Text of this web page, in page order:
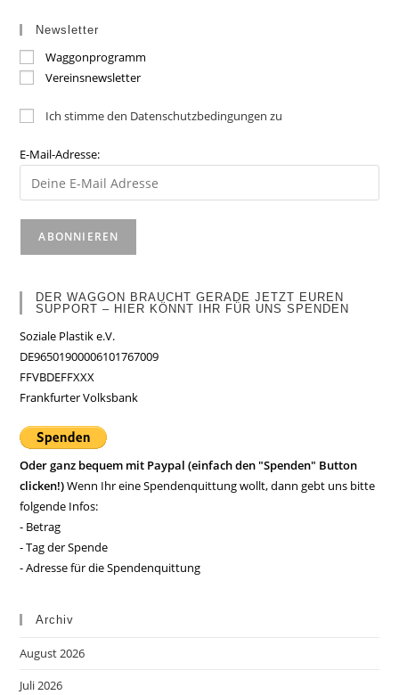
Newsletter
Waggonprogramm
Vereinsnewsletter
Ich stimme den Datenschutzbedingungen zu
E-Mail-Adresse:
DER WAGGON BRAUCHT GERADE JETZT EUREN
SUPPORT – HIER KÖNNT IHR FÜR UNS SPENDEN
Soziale Plastik e.V.
DE96501900006101767009
FFVBDEFFXXX
Frankfurter Volksbank
Oder ganz bequem mit Paypal (einfach den "Spenden" Button
clicken!)Wenn Ihr eine Spendenquittung wollt, dann gebt uns bitte
folgende Infos:
- Betrag
- Tag der Spende
- Adresse für die Spendenquittung
Archiv
August 2026
Juli 2026